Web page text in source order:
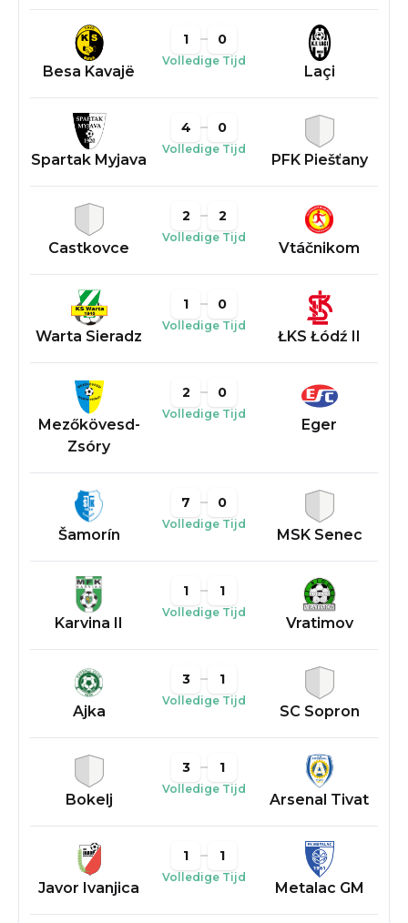
Besa Kavajë
1 0
Volledige Tijd
Laçi
Spartak Myjava
4 0
Volledige Tijd
PFK Piešťany
Castkovce
2 2
Volledige Tijd
Vtáčnikom
Warta Sieradz
1 0
Volledige Tijd
ŁKS Łódź II
Mezőkövesd-
Zsóry
2 0
Volledige Tijd
Eger
Šamorín
7 0
Volledige Tijd
MSK Senec
Karvina II
1 1
Volledige Tijd
Vratimov
Ajka
3 1
Volledige Tijd
SC Sopron
Bokelj
3 1
Volledige Tijd
Arsenal Tivat
Javor Ivanjica
1 1
Volledige Tijd
Metalac GM